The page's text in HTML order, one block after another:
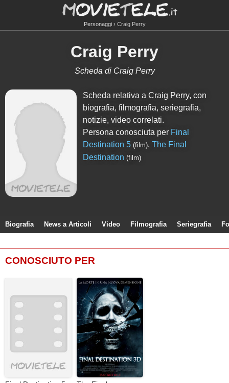
Personaggi Craig Perry
Craig Perry
Scheda di Craig Perry
Scheda relativa a Craig Perry, con
biografia, filmografia, seriegrafia,
notizie, video correlati.
Persona conosciuta per Final
Destination 5 (film),The Final
Destination (film)
Biografia News a Articoli Video Filmografia Seriegrafia
CONOSCIUTO PER